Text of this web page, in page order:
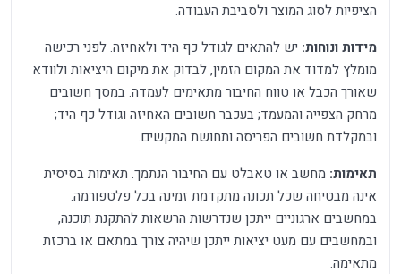
הציפיות לסוג המוצר ולסביבת העבודה.
מידות ונוחות: יש להתאים לגודל כף היד ולאחיזה. לפני רכישה
מומלץ למדוד את המקום הזמין, לבדוק את מיקום היציאות ולוודא
שאורך הכבל או טווח החיבור מתאימים לעמדה. במסך חשובים
מרחק הצפייה והמעמד; בעכבר חשובים האחיזה וגודל כף היד;
ובמקלדת חשובים הפריסה ותחושת המקשים.
תאימות: מחשב או טאבלט עם החיבור הנתמך. תאימות בסיסית
אינה מבטיחה שכל תכונה מתקדמת זמינה בכל פלטפורמה.
במחשבים ארגוניים ייתכן שנדרשות הרשאות להתקנת תוכנה,
ובמחשבים עם מעט יציאות ייתכן שיהיה צורך במתאם או ברכזת
מתאימה.